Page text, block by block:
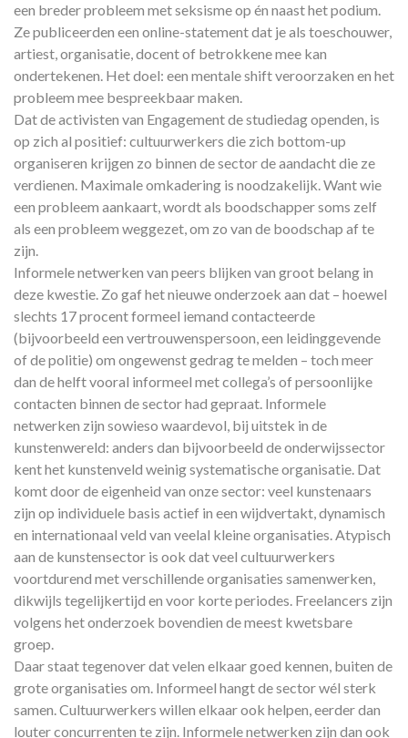
een breder probleem met seksisme op én naast het podium.
Ze publiceerden een online-statement dat je als toeschouwer,
artiest, organisatie, docent of betrokkene mee kan
ondertekenen. Het doel: een mentale shift veroorzaken en het
probleem mee bespreekbaar maken.
Dat de activisten van Engagement de studiedag openden, is
op zich al positief: cultuurwerkers die zich bottom-up
organiseren krijgen zo binnen de sector de aandacht die ze
verdienen. Maximale omkadering is noodzakelijk. Want wie
een probleem aankaart, wordt als boodschapper soms zelf
als een probleem weggezet, om zo van de boodschap af te
zijn.
Informele netwerken van peers blijken van groot belang in
deze kwestie. Zo gaf het nieuwe onderzoek aan dat – hoewel
slechts 17 procent formeel iemand contacteerde
(bijvoorbeeld een vertrouwenspersoon, een leidinggevende
of de politie) om ongewenst gedrag te melden – toch meer
dan de helft vooral informeel met collega’s of persoonlijke
contacten binnen de sector had gepraat. Informele
netwerken zijn sowieso waardevol, bij uitstek in de
kunstenwereld: anders dan bijvoorbeeld de onderwijssector
kent het kunstenveld weinig systematische organisatie. Dat
komt door de eigenheid van onze sector: veel kunstenaars
zijn op individuele basis actief in een wijdvertakt, dynamisch
en internationaal veld van veelal kleine organisaties. Atypisch
aan de kunstensector is ook dat veel cultuurwerkers
voortdurend met verschillende organisaties samenwerken,
dikwijls tegelijkertijd en voor korte periodes. Freelancers zijn
volgens het onderzoek bovendien de meest kwetsbare
groep.
Daar staat tegenover dat velen elkaar goed kennen, buiten de
grote organisaties om. Informeel hangt de sector wél sterk
samen. Cultuurwerkers willen elkaar ook helpen, eerder dan
louter concurrenten te zijn. Informele netwerken zijn dan ook